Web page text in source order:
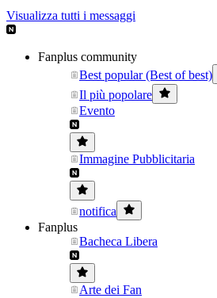
Visualizza tutti i messaggi
Fanplus community
Best popular (Best of best)
Il più popolare
Evento
Immagine Pubblicitaria
notifica
Fanplus
Bacheca Libera
Arte dei Fan